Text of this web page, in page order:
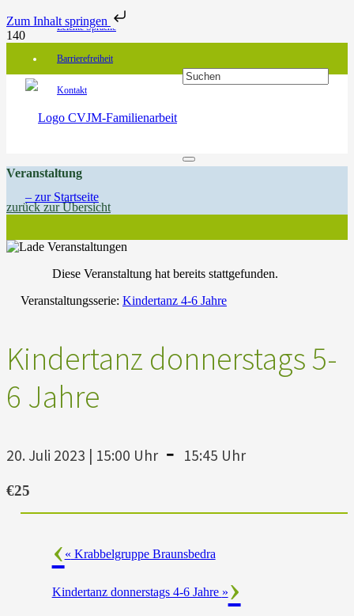
Zum Inhalt springen
Leichte Sprache
Barrierefreiheit
Kontakt
Veranstaltung
zurück zur Übersicht
Diese Veranstaltung hat bereits stattgefunden.
Veranstaltungsserie: Kindertanz 4-6 Jahre
Kindertanz donnerstags 5-
6 Jahre
20. Juli 2023 | 15:00 Uhr - 15:45 Uhr
€25
« Krabbelgruppe Braunsbedra
Kindertanz donnerstags 4-6 Jahre »